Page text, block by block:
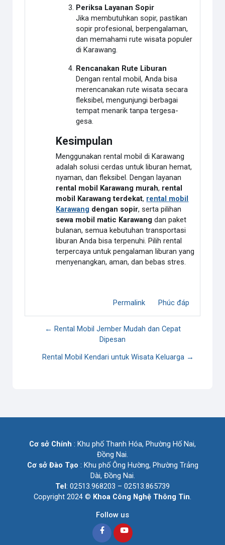
Periksa Layanan Sopir
Jika membutuhkan sopir, pastikan
sopir profesional, berpengalaman,
dan memahami rute wisata populer
di Karawang.
Rencanakan Rute Liburan
Dengan rental mobil, Anda bisa
merencanakan rute wisata secara
fleksibel, mengunjungi berbagai
tempat menarik tanpa tergesa-
gesa.
Kesimpulan
Menggunakan rental mobil di Karawang
adalah solusi cerdas untuk liburan hemat,
nyaman, dan fleksibel. Dengan layanan
rental mobil Karawang murah, rental
mobil Karawang terdekat, rental mobil
Karawang dengan sopir, serta pilihan
sewa mobil matic Karawang dan paket
bulanan, semua kebutuhan transportasi
liburan Anda bisa terpenuhi. Pilih rental
terpercaya untuk pengalaman liburan yang
menyenangkan, aman, dan bebas stres.
Permalink Phúc đáp
← Rental Mobil Jember Mudah dan Cepat
Dipesan
Rental Mobil Kendari untuk Wisata Keluarga →
Cơ sở Chính : Khu phố Thanh Hóa, Phường Hố Nai,
Đồng Nai.
Cơ sở Đào Tạo : Khu phố Ông Hường, Phường Trảng
Dài, Đồng Nai.
Tel: 02513.968203 – 02513.865739
Copyright 2024 © Khoa Công Nghệ Thông Tin.
Follow us